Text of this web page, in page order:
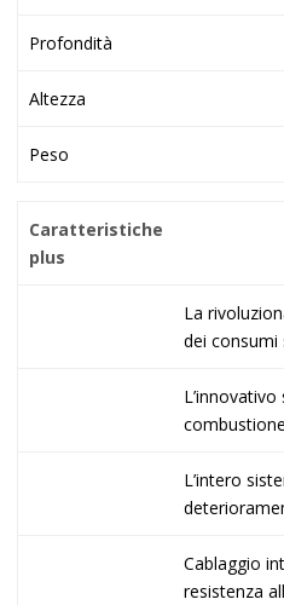
Profondità
Altezza
Peso
Caratteristiche
plus
La
dei consumi
L’intero
Cablaggio
resistenza